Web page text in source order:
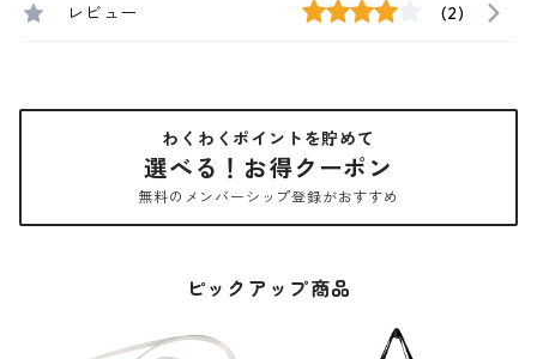
レビュー (2)
わくわくポイントを貯めて
選べる！お得クーポン
無料のメンバーシップ登録がおすすめ
ピックアップ商品